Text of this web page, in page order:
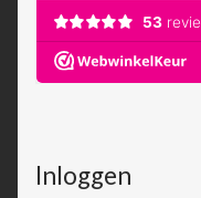
Inloggen